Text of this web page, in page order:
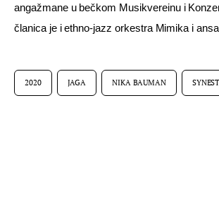
angažmane u bečkom Musikvereinu i
članica je i ethno-jazz orkestra Mimika i
2020 JAGA NIKA BAUMAN